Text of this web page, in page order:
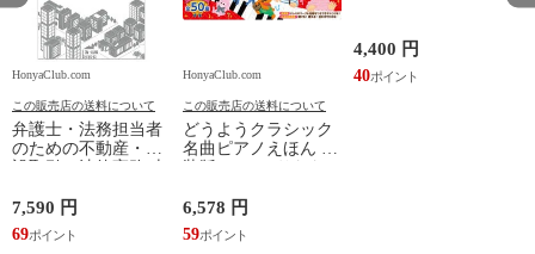
HonyaClub.com
この販売店の送料について
弁護士・法務担当者
のための不動産・建
開発、設計・監理、
建設請負 第２版 /富
田裕 小里佳嵩
7,590 円
69
HonyaClub.com
この販売店の送料について
どうようクラシック
名曲ピアノえほん 新
ワシマミワコ
6,578 円
59
4,400 円
40